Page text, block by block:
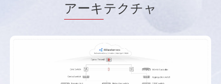
アーキテクチャ